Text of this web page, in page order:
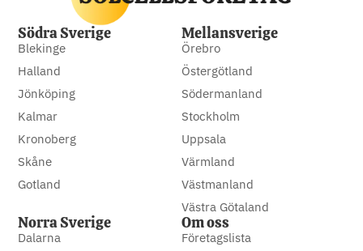
Södra Sverige
Blekinge
Halland
Jönköping
Kalmar
Kronoberg
Skåne
Gotland
Mellansverige
Örebro
Östergötland
Södermanland
Stockholm
Uppsala
Värmland
Västmanland
Västra Götaland
Norra Sverige
Dalarna
Om oss
Företagslista